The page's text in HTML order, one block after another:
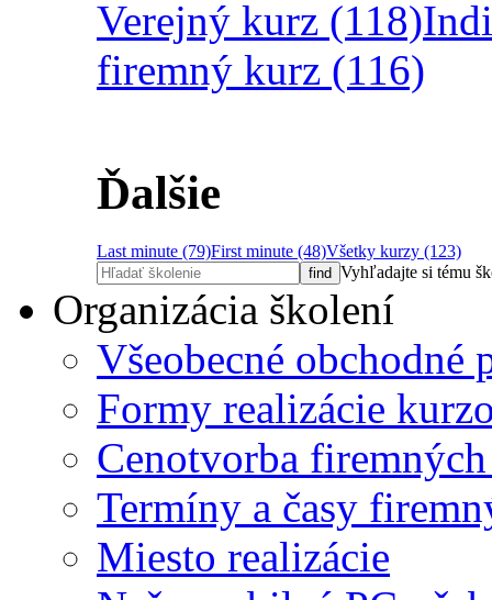
Verejný kurz (118)
firemný kurz (116)
Ďalšie
Last minute (79)First minute (48)Všetky kurzy (123)
Vyhľadajte si tému
Organizácia školení
Všeobecné obchodné
Formy realizácie
Cenotvorba
Termíny a časy
Miesto realizácie